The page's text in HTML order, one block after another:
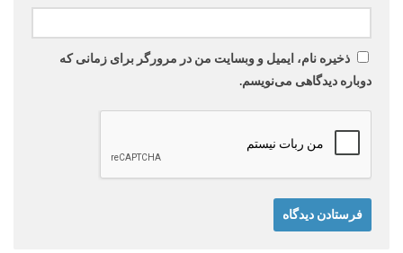
ذخیره نام، ایمیل و وبسایت من در مرورگر برای زمانی که
دوباره دیدگاهی می‌نویسم.